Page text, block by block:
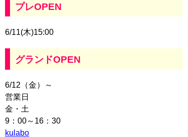
プレOPEN
6/11(木)15:00
グランドOPEN
6/12（金）～
営業日
金・土
9：00～16：30
kulabo